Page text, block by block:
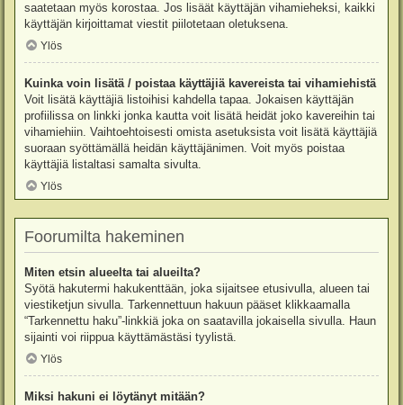
saatetaan myös korostaa. Jos lisäät käyttäjän vihamieheksi, kaikki
käyttäjän kirjoittamat viestit piilotetaan oletuksena.
Ylös
Kuinka voin lisätä / poistaa käyttäjiä kavereista tai vihamiehistä
Voit lisätä käyttäjiä listoihisi kahdella tapaa. Jokaisen käyttäjän
profiilissa on linkki jonka kautta voit lisätä heidät joko kavereihin tai
vihamiehiin. Vaihtoehtoisesti omista asetuksista voit lisätä käyttäjiä
suoraan syöttämällä heidän käyttäjänimen. Voit myös poistaa
käyttäjiä listaltasi samalta sivulta.
Ylös
Foorumilta hakeminen
Miten etsin alueelta tai alueilta?
Syötä hakutermi hakukenttään, joka sijaitsee etusivulla, alueen tai
viestiketjun sivulla. Tarkennettuun hakuun pääset klikkaamalla
“Tarkennettu haku”-linkkiä joka on saatavilla jokaisella sivulla. Haun
sijainti voi riippua käyttämästäsi tyylistä.
Ylös
Miksi hakuni ei löytänyt mitään?